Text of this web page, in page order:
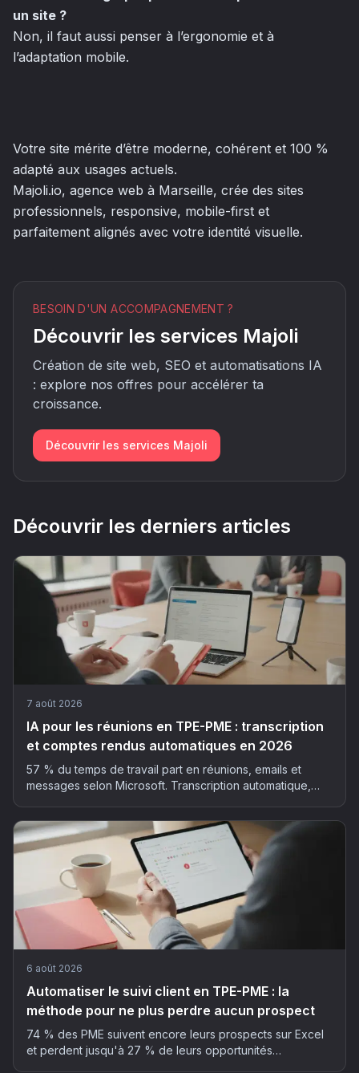
un site ?
Non, il faut aussi penser à l’ergonomie et à
l’adaptation mobile.
Votre site mérite d’être moderne, cohérent et 100 %
adapté aux usages actuels.
Majoli.io, agence web à Marseille, crée des sites
professionnels, responsive, mobile-first et
parfaitement alignés avec votre identité visuelle.
BESOIN D'UN ACCOMPAGNEMENT ?
Découvrir les services Majoli
Création de site web, SEO et automatisations IA
: explore nos offres pour accélérer ta
croissance.
Découvrir les services Majoli
Découvrir les derniers articles
7 août 2026
IA pour les réunions en TPE-PME : transcription
et comptes rendus automatiques en 2026
57 % du temps de travail part en réunions, emails et
messages selon Microsoft. Transcription automatique,
outils pour déployer l'IA dans vos réunions, sans faux pas
RGPD.
6 août 2026
Automatiser le suivi client en TPE-PME : la
méthode pour ne plus perdre aucun prospect
74 % des PME suivent encore leurs prospects sur Excel
et perdent jusqu'à 27 % de leurs opportunités